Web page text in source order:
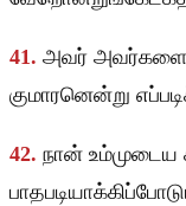
41. அவர் அவர்களை
குமாரனென்று
42. நான் உம்முடைய